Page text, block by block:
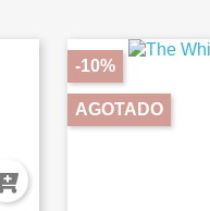
-10%
AGOTADO